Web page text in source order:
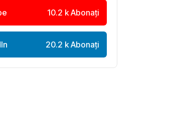
10.2 k Abonați
20.2 k Abonați